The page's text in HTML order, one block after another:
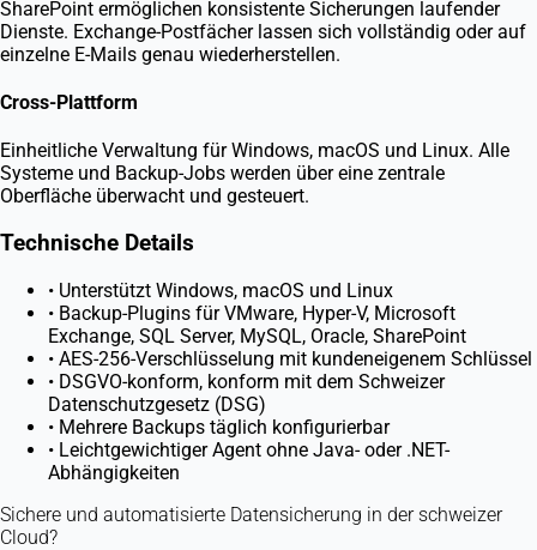
SharePoint ermöglichen konsistente Sicherungen laufender
Dienste. Exchange-Postfächer lassen sich vollständig oder auf
einzelne E-Mails genau wiederherstellen.
Cross-Plattform
Einheitliche Verwaltung für Windows, macOS und Linux. Alle
Systeme und Backup-Jobs werden über eine zentrale
Oberfläche überwacht und gesteuert.
Technische Details
• Unterstützt Windows, macOS und Linux
• Backup-Plugins für VMware, Hyper-V, Microsoft
Exchange, SQL Server, MySQL, Oracle, SharePoint
• AES-256-Verschlüsselung mit kundeneigenem Schlüssel
• DSGVO-konform, konform mit dem Schweizer
Datenschutzgesetz (DSG)
• Mehrere Backups täglich konfigurierbar
• Leichtgewichtiger Agent ohne Java- oder .NET-
Abhängigkeiten
Sichere und automatisierte Datensicherung in der schweizer
Cloud?